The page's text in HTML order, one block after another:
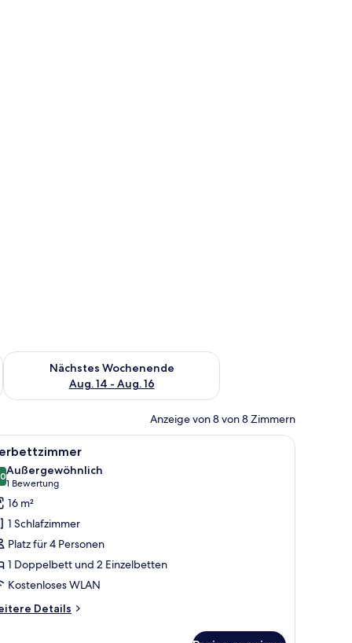
Aug. 7 - Aug. 9.
Nächstes Wochenende
Aug. 14 - Aug. 16
Überprüfe die Verfügbarkeit für nächstes Wochenende, Aug.
Anzeige von 8 von 8 Zimmern
Gestaltung.
Kopfteil mit wellenförmigem Muster, einem Nachttisch mit Radio und
Ein modernes Hotelzimmer mit zwei
9
von 10
Außergewöhnlich
1 Bewertung
(1
Bewertung)
16 m²
1 Schlafzimmer
Platz für 4 Personen
1 Doppelbett und 2 Einzelbetten
Kostenloses WLAN
Details